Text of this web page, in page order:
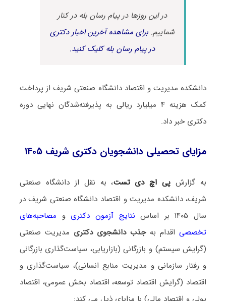
در این روزها در پیام رسان بله در کنار
شماییم.برای مشاهده آخرین اخبار دکتری
در پیام رسان بله کلیک کنید.
دانشکده مدیریت و اقتصاد دانشگاه صنعتی شریف از پرداخت
کمک هزینه ۴ میلیارد ریالی به پذیرفته‌شدگان نهایی دوره
دکتری خبر داد.
مزایای تحصیلی دانشجویان دکتری شریف ۱۴۰۵
به گزارش پی اچ دی تست، به نقل از دانشگاه صنعتی
شریف، دانشکده مدیریت و اقتصاد دانشگاه صنعتی شریف در
سال ۱۴۰۵ بر اساس
نتایج آزمون دکتری و مصاحبه‌های
تخصصیاقدام بهجذب دانشجوی دکتری مدیریت صنعتی
(گرایش سیستم) و بازرگانی (بازاریابی، سیاست‌گذاری بازرگانی
و رفتار سازمانی و مدیریت منابع انسانی)، سیاست‌گذاری ‌و
اقتصاد (گرایش اقتصاد توسعه، اقتصاد بخش عمومی، اقتصاد